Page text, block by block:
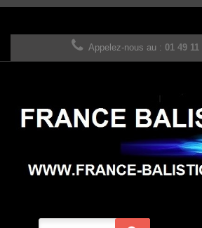
Appelez-nous au : 01 49 11